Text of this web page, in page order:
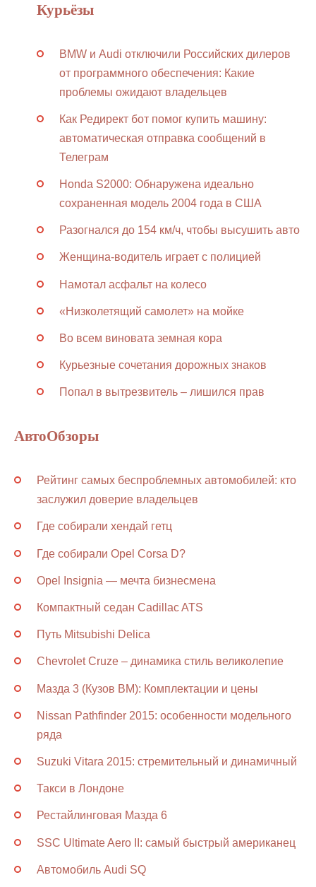
Курьёзы
BMW и Audi отключили Российских дилеров
от программного обеспечения: Какие
проблемы ожидают владельцев
Как Редирект бот помог купить машину:
автоматическая отправка сообщений в
Телеграм
Honda S2000: Обнаружена идеально
сохраненная модель 2004 года в США
Разогнался до 154 км/ч, чтобы высушить авто
Женщина-водитель играет с полицией
Намотал асфальт на колесо
«Низколетящий самолет» на мойке
Во всем виновата земная кора
Курьезные сочетания дорожных знаков
Попал в вытрезвитель – лишился прав
АвтоОбзоры
Рейтинг самых беспроблемных автомобилей: кто
заслужил доверие владельцев
Где собирали хендай гетц
Где собирали Opel Corsa D?
Opel Insignia — мечта бизнесмена
Компактный седан Cadillac ATS
Путь Mitsubishi Delica
Chevrolet Cruze – динамика стиль великолепие
Мазда 3 (Кузов BM): Комплектации и цены
Nissan Pathfinder 2015: особенности модельного
ряда
Suzuki Vitara 2015: стремительный и динамичный
Такси в Лондоне
Рестайлинговая Мазда 6
SSC Ultimate Aero II: самый быстрый американец
Автомобиль Audi SQ